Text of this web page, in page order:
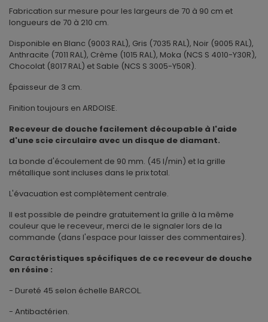
Fabrication sur mesure pour les largeurs de 70 à 90 cm et
longueurs de 70 à 210 cm.
Disponible en Blanc (9003 RAL), Gris (7035 RAL), Noir (9005 RAL),
Anthracite (7011 RAL), Crème (1015 RAL), Moka (NCS S 4010-Y30R),
Chocolat (8017 RAL) et Sable (NCS S 3005-Y50R).
Épaisseur de 3 cm.
Finition toujours en ARDOISE.
Receveur de douche facilement découpable à l'aide
d'une scie circulaire avec un disque de diamant.
La bonde d'écoulement de 90 mm. (45 l/min) et la grille
métallique sont incluses dans le prix total.
L'évacuation est complètement centrale.
Il est possible de peindre gratuitement la grille à la même
couleur que le receveur, merci de le signaler lors de la
commande (dans l'espace pour laisser des commentaires).
Caractéristiques spécifiques de ce receveur de douche
en résine :
- Dureté 45 selon échelle BARCOL.
- Antibactérien.